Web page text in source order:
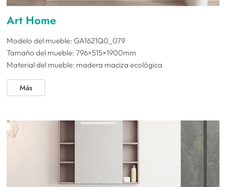
Art Home
Modelo del mueble: GA1621Q0_079
Tamaño del mueble: 796×515×1900mm
Material del mueble: madera maciza ecológica
Más